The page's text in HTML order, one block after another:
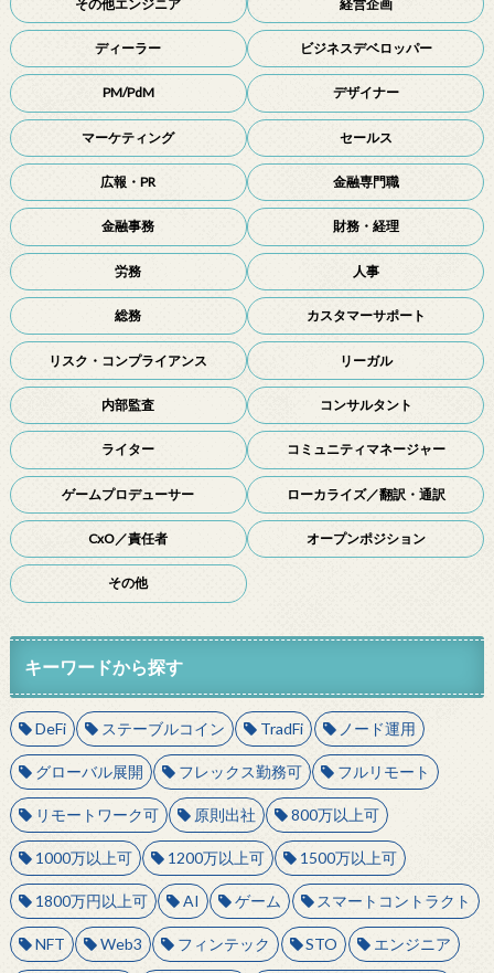
その他エンジニア 経営企画
ディーラー ビジネスデベロッパー
PM/PdM デザイナー
マーケティング セールス
広報・PR 金融専門職
金融事務 財務・経理
労務 人事
総務 カスタマーサポート
リスク・コンプライアンス リーガル
内部監査 コンサルタント
ライター コミュニティマネージャー
ゲームプロデューサー ローカライズ／翻訳・通訳
CxO／責任者 オープンポジション
その他
キーワードから探す
DeFi ステーブルコイン TradFi ノード運用
グローバル展開 フレックス勤務可 フルリモート
リモートワーク可 原則出社 800万以上可
1000万以上可 1200万以上可 1500万以上可
1800万円以上可 AI ゲーム スマートコントラクト
NFT Web3 フィンテック STO エンジニア